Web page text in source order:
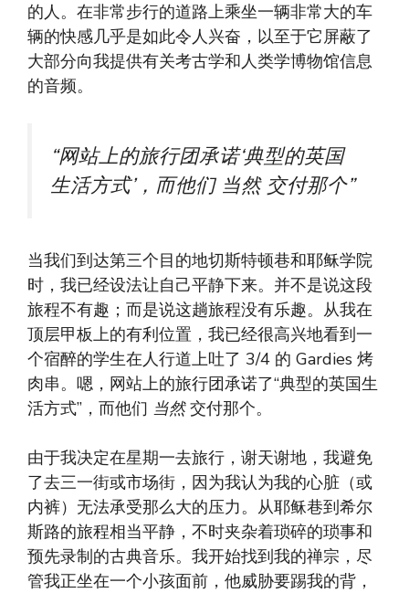
的人。在非常步行的道路上乘坐一辆非常大的车
辆的快感几乎是如此令人兴奋，以至于它屏蔽了
大部分向我提供有关考古学和人类学博物馆信息
的音频。
“网站上的旅行团承诺‘典型的英国
生活方式’，而他们 当然交付那个”
当我们到达第三个目的地切斯特顿巷和耶稣学院
时，我已经设法让自己平静下来。并不是说这段
旅程不有趣；而是说这趟旅程没有乐趣。从我在
顶层甲板上的有利位置，我已经很高兴地看到一
个宿醉的学生在人行道上吐了 3/4 的 Gardies 烤
肉串。嗯，网站上的旅行团承诺了“典型的英国生
活方式”，而他们 当然交付那个。
由于我决定在星期一去旅行，谢天谢地，我避免
了去三一街或市场街，因为我认为我的心脏（或
内裤）无法承受那么大的压力。从耶稣巷到希尔
斯路的旅程相当平静，不时夹杂着琐碎的琐事和
预先录制的古典音乐。我开始找到我的禅宗，尽
管我正坐在一个小孩面前，他威胁要踢我的背，